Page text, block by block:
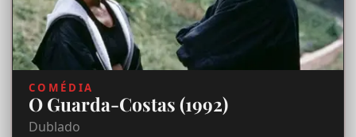
COMÉDIA
O Guarda-Costas (1992)
Dublado